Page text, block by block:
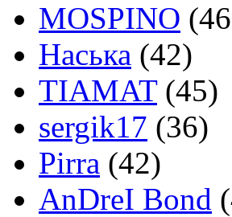
MOSPINO
Наська (42)
TIAMAT(45)
sergik17 (36)
Pirra (42)
AnDreI Bond